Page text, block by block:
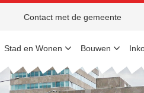
Contact met de gemeente
Stad en Wonen Bouwen